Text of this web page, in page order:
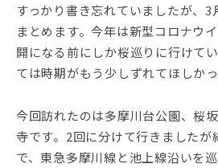
すっかり書き忘れていましたが、
まとめます。今年は新型コロナウ
開になる前にしか桜巡りに行けて
ては時期がもう少しずれてほしか
今回訪れたのは多摩川台公園、桜
寺です。2回に分けて行きました
で、東急多摩川線と池上線沿いを